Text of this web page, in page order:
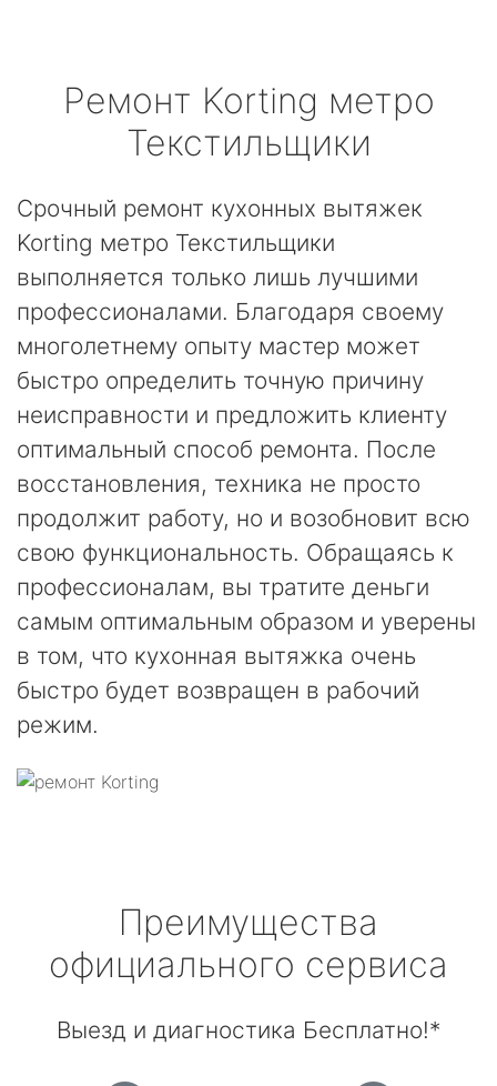
Ремонт Korting метро
Текстильщики
Срочный ремонт кухонных вытяжек
Korting метро Текстильщики
выполняется только лишь лучшими
профессионалами. Благодаря своему
многолетнему опыту мастер может
быстро определить точную причину
неисправности и предложить клиенту
оптимальный способ ремонта. После
восстановления, техника не просто
продолжит работу, но и возобновит всю
свою функциональность. Обращаясь к
профессионалам, вы тратите деньги
самым оптимальным образом и уверены
в том, что кухонная вытяжка очень
быстро будет возвращен в рабочий
режим.
Преимущества
официального сервиса
Выезд и диагностика Бесплатно!*